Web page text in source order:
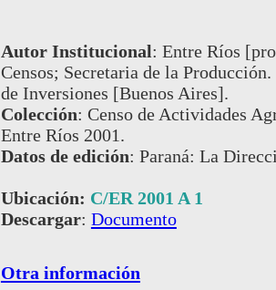
Autor Institucional: Entre Ríos
Censos; Secretaria de la
de Inversiones [Buenos Aires].
Colección: Censo de Actividades
Entre Ríos 2001.
Datos de edición: Paraná: La
Ubicación: C/ER 2001 A 1
Descargar: Documento
Otra información